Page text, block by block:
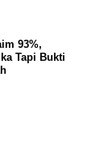
93%,
Tapi Bukti